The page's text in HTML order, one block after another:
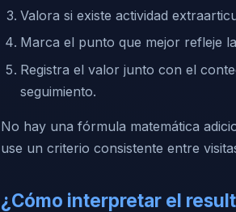
Valora si existe actividad
Marca el punto que mejor refleje
Registra el valor junto con el
seguimiento.
No hay una fórmula matemática
use un criterio consistente entre
¿Cómo interpretar el